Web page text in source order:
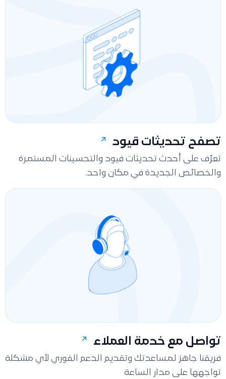
تصفح تحديثات قيود
تعرّف على أحدث تحديثات فيود والتحسينات المستمرة
والخصائص الجديدة في مكان واحد.
تواصل مع خدمة العملاء
فريقنا جاهز لمساعدتك وتقديم الدعم الفوري لأي مشكلة
تواجهها على مدار الساعة